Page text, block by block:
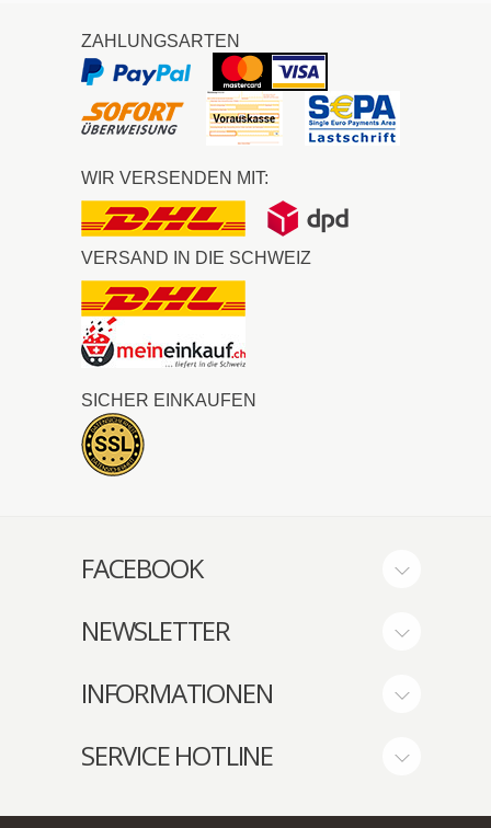
ZAHLUNGSARTEN
WIR VERSENDEN MIT:
VERSAND IN DIE SCHWEIZ
SICHER EINKAUFEN
FACEBOOK
NEWSLETTER
INFORMATIONEN
SERVICE HOTLINE